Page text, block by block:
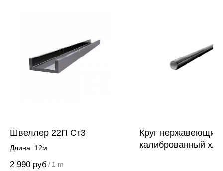
Швеллер 22П Ст3
Длина: 12м
2 990 руб / 1 m
Круг нержавеющий
калиброванный х/т